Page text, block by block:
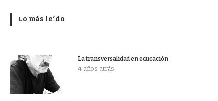
Lo más leído
La transversalidad en educación
4 años atrás